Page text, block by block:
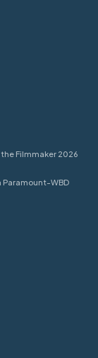
Filmmaker 2026
Paramount-WBD